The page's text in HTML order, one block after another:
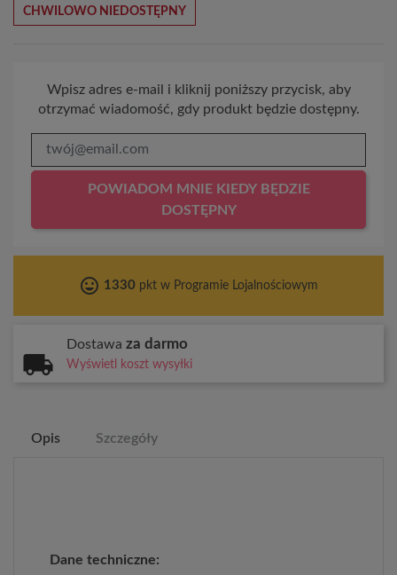
CHWILOWO NIEDOSTĘPNY
Wpisz adres e-mail i kliknij poniższy przycisk, aby
otrzymać wiadomość, gdy produkt będzie dostępny.
POWIADOM MNIE KIEDY BĘDZIE
DOSTĘPNY
tag_faces 1330 pkt w Programie Lojalnościowym
Dostawa za darmo
Wyświetl koszt wysyłki
Opis Szczegóły
Dane techniczne: